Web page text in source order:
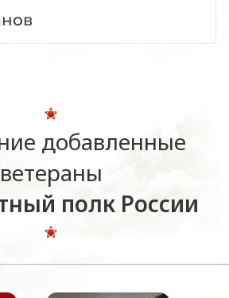
добавленные
ветераны
полк России